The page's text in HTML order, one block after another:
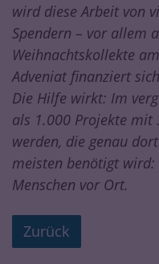
wird diese Arbeit von
Spendern – vor allem
Weihnachtskollekte
Adveniat finanziert
Die Hilfe wirkt: Im
als 1.000 Projekte mit
werden, die genau
meisten benötigt
Menschen vor Ort.
Zurück